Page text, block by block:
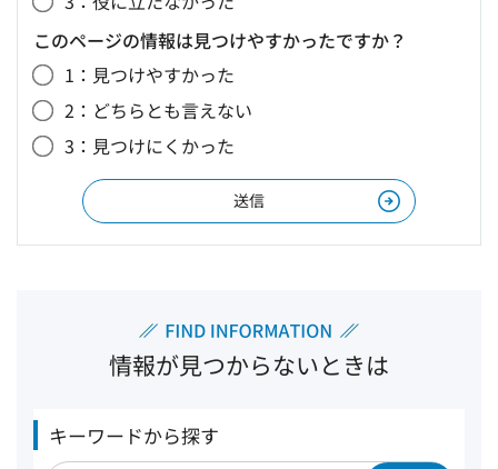
このページの情報は見つけやすかったですか？
1：見つけやすかった
2：どちらとも言えない
3：見つけにくかった
情報が見つからないときは
キーワードから探す